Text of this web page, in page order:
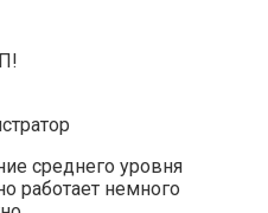
среднего уровня
работает немного